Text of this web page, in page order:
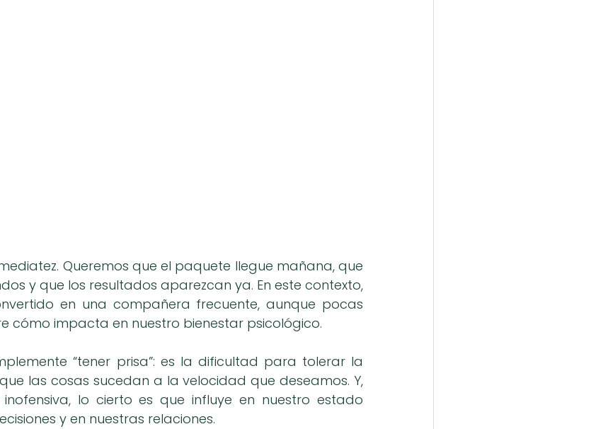
Queremos que el paquete llegue mañana, que
y que los resultados aparezcan ya. En este contexto,
en una compañera frecuente, aunque pocas
cómo impacta en nuestro bienestar psicológico.
“tener prisa”: es la dificultad para tolerar la
las cosas sucedan a la velocidad que deseamos. Y,
lo cierto es que influye en nuestro estado
y en nuestras relaciones.